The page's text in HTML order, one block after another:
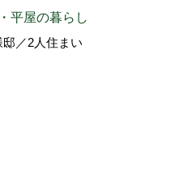
平屋の暮らし
／2人住まい